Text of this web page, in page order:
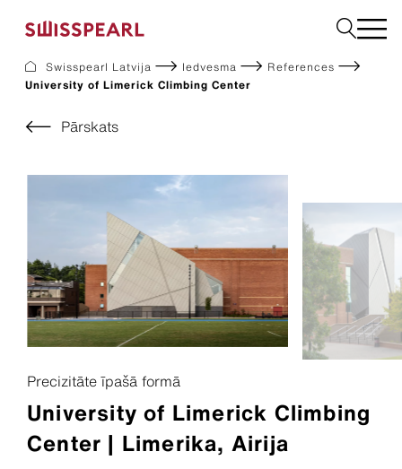
Uzņēmums
Pakalpojumi
Iedvesma
Ilgtspēja
Fasāde
Jumts
Būvniecības
Swisspearl Latvija Iedvesma
References
University of Limerick Climbing Center
Pārskats
Precizitāte īpašā formā
University of Limerick Climbing
Center | Limerika, Airija